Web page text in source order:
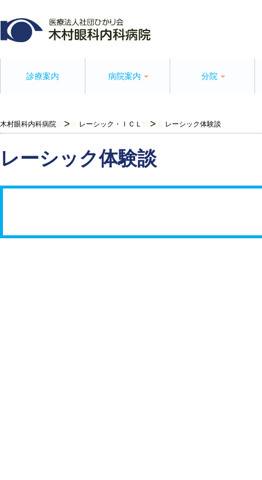
診療案内 病院案内 分院
木村眼科内科病院 レーシック・ＩＣＬ レーシック体験談
レーシック体験談